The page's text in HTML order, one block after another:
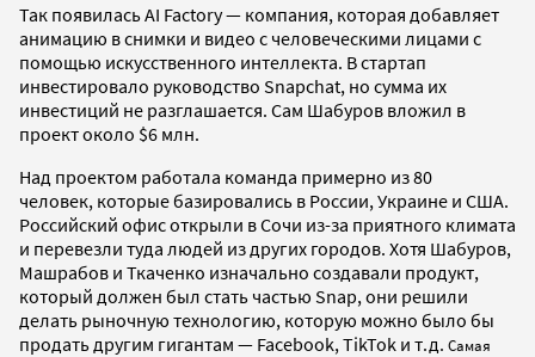
Так появилась AI Factory — компания, которая добавляет
анимацию в снимки и видео с человеческими лицами с
помощью искусственного интеллекта. В стартап
инвестировало руководство Snapchat, но сумма их
инвестиций не разглашается. Сам Шабуров вложил в
проект около $6 млн.
Над проектом работала команда примерно из 80
человек, которые базировались в России, Украине и США.
Российский офис открыли в Сочи из-за приятного климата
и перевезли туда людей из других городов. Хотя Шабуров,
Машрабов и Ткаченко изначально создавали продукт,
который должен был стать частью Snap, они решили
делать рыночную технологию, которую можно было бы
продать другим гигантам — Facebook, TikTok и т.д. Самая